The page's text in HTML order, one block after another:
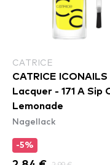
CATRICE
CATRICE ICONAILS
Lacquer - 171 A Sip
Lemonade
Nagellack
-5%